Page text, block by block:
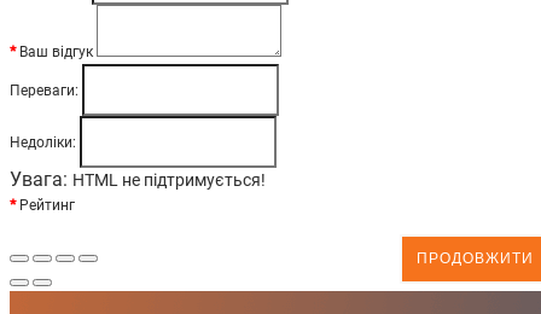
Ваш відгук
Переваги:
Недоліки:
Увага: HTML не підтримується!
Рейтинг
ПРОДОВЖИТИ